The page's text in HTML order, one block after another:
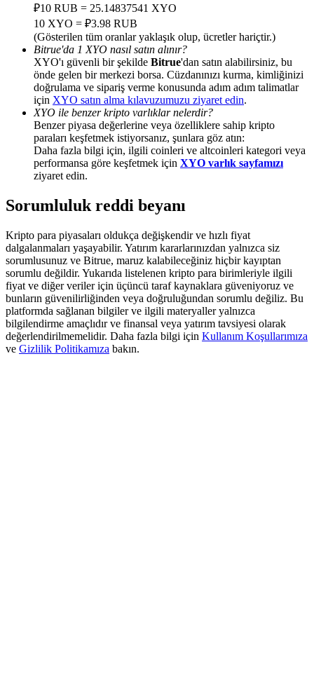
Deposit CASHCAT & Win
Share 500000 CASHCAT prize pool
Exclusive for BitMart Users
Register & Trade to Win 500,000 USDT
Precious Metals Trading Carnival
Trade Gold & Silver · 33,333 USDT Bonus
USDT New User Exclusive 10% APR
USDT Flexible Staking | Daily Rewards
₽10 RUB = 25.14837541 XYO
10 XYO = ₽3.98 RUB
(Gösterilen tüm oranlar yaklaşık olup, ücretler hariçtir.)
Bitrue'da 1 XYO nasıl satın alınır?
XYO'ı güvenli bir şekilde Bitrue'dan satın alabilirsiniz, bu
önde gelen bir merkezi borsa. Cüzdanınızı kurma, kimliğinizi
doğrulama ve sipariş verme konusunda adım adım talimatlar
için XYO satın alma kılavuzumuzu ziyaret edin.
XYO ile benzer kripto varlıklar nelerdir?
Benzer piyasa değerlerine veya özelliklere sahip kripto
paraları keşfetmek istiyorsanız, şunlara göz atın:
Daha fazla bilgi için, ilgili coinleri ve altcoinleri kategori veya
performansa göre keşfetmek için XYO varlık sayfamızı
ziyaret edin.
Sorumluluk reddi beyanı
Kripto para piyasaları oldukça değişkendir ve hızlı fiyat
dalgalanmaları yaşayabilir. Yatırım kararlarınızdan yalnızca siz
sorumlusunuz ve Bitrue, maruz kalabileceğiniz hiçbir kayıptan
sorumlu değildir. Yukarıda listelenen kripto para birimleriyle ilgili
fiyat ve diğer veriler için üçüncü taraf kaynaklara güveniyoruz ve
bunların güvenilirliğinden veya doğruluğundan sorumlu değiliz. Bu
platformda sağlanan bilgiler ve ilgili materyaller yalnızca
bilgilendirme amaçlıdır ve finansal veya yatırım tavsiyesi olarak
değerlendirilmemelidir. Daha fazla bilgi için Kullanım Koşullarımıza
ve Gizlilik Politikamıza bakın.